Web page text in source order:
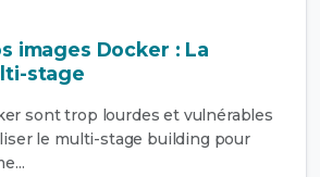
images Docker : La
stage
sont trop lourdes et vulnérables
le multi-stage building pour